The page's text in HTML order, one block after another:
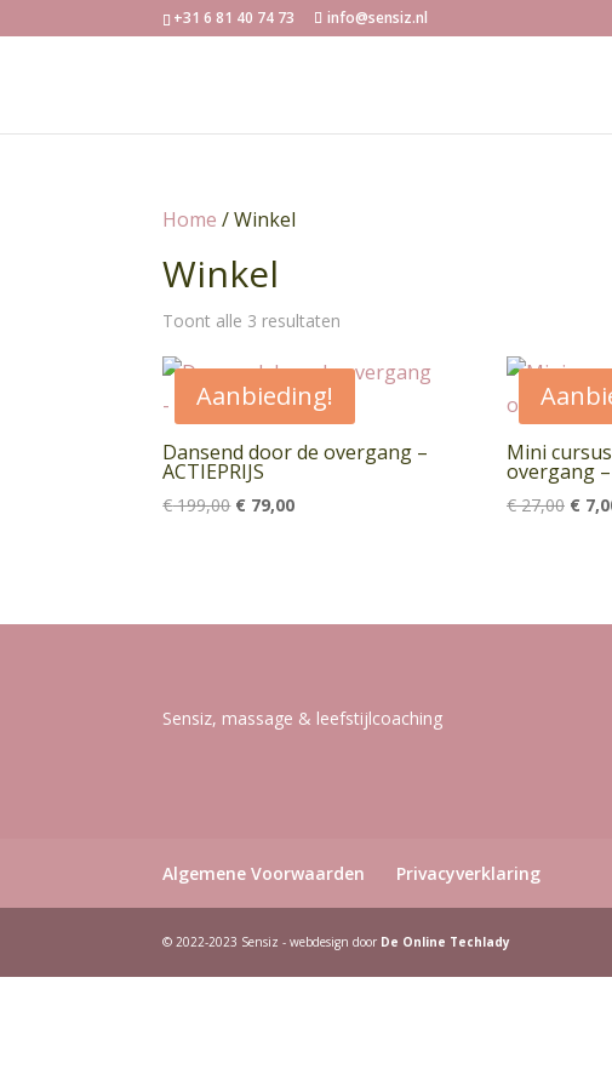
+31 6 81 40 74 73 info@sensiz.nl
Home / Winkel
Winkel
Toont alle 3 resultaten
Aanbieding!
Dansend door de overgang –
ACTIEPRIJS
€199,00 Oorspronkelijke
€ 79,00Huidige
Mini
overgang –
€27,00 €
Sensiz, massage & leefstijlcoaching
Algemene Voorwaarden Privacyverklaring
© 2022-2023 Sensiz - webdesign door De Online Techlady